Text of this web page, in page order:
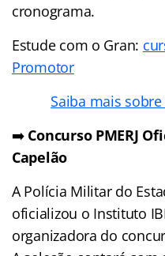
cronograma.
Estude com o Gran:
Promotor
Saiba mais
➡️ Concurso PMERJ
Capelão
A Polícia Militar do
oficializou o Instituto
organizadora do